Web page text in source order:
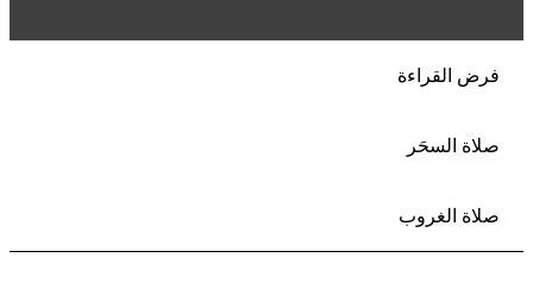
فرض القراءة
صلاة السحَر
صلاة الغروب